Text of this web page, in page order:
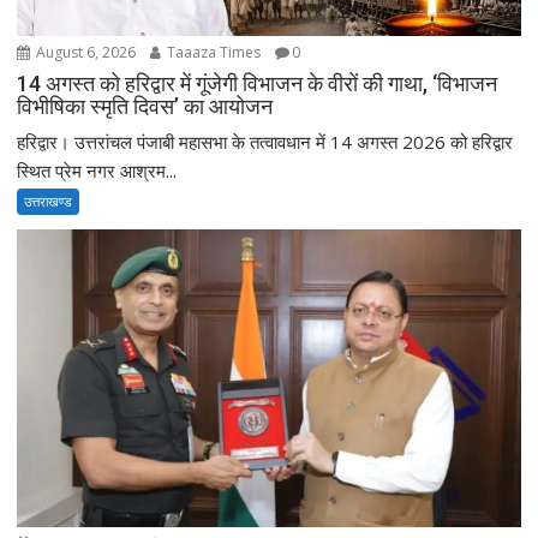
August 6, 2026 Taaaza Times 0
14 अगस्त को हरिद्वार में गूंजेगी विभाजन के वीरों की गाथा, ‘विभाजन
विभीषिका स्मृति दिवस’ का आयोजन
हरिद्वार। उत्तरांचल पंजाबी महासभा के तत्वावधान में 14 अगस्त 2026 को हरिद्वार
स्थित प्रेम नगर आश्रम...
उत्तराखण्ड